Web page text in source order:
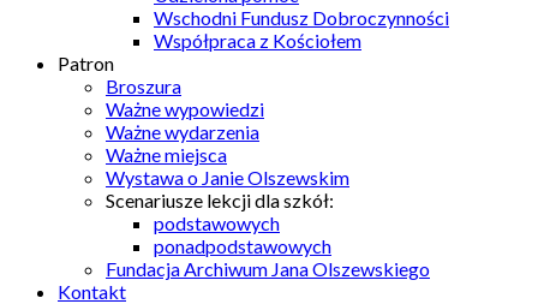
Wschodni Fundusz Dobroczynności
Współpraca z Kościołem
Patron
Broszura
Ważne wypowiedzi
Ważne wydarzenia
Ważne miejsca
Wystawa o Janie Olszewskim
Scenariusze lekcji dla szkół:
podstawowych
ponadpodstawowych
Fundacja Archiwum Jana Olszewskiego
Kontakt